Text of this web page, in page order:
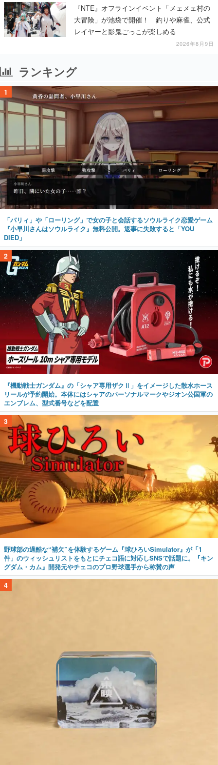
『NTE』オフラインイベント「メェメェ村の
大冒険」が池袋で開催！ 釣りや麻雀、公式
レイヤーと影鬼ごっこが楽しめる
2026年8月9日
ランキング
1
「パリィ」や「ローリング」で女の子と会話するソウルライク恋愛ゲーム
『小早川さんはソウルライク』無料公開。返事に失敗すると「YOU
DIED」
2
『機動戦士ガンダム』の「シャア専用ザクⅡ」をイメージした散水ホース
リールが予約開始。本体にはシャアのパーソナルマークやジオン公国軍の
エンブレム、型式番号などを配置
3
野球部の過酷な“補欠”を体験するゲーム『球ひろいSimulator』が「1
件」のウィッシュリストをもとにチェコ語に対応しSNSで話題に。『キン
グダム・カム』開発元やチェコのプロ野球選手から称賛の声
4